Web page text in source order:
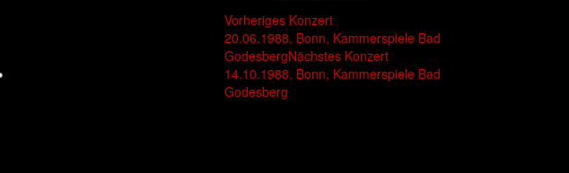
Vorheriges Konzert
20.06.1988, Bonn, Kammerspiele Bad
GodesbergNächstes Konzert
14.10.1988, Bonn, Kammerspiele Bad
Godesberg